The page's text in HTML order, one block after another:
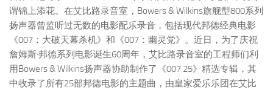
谓锦上添花。在艾比路录音室，Bowers & Wilkins旗舰型800系列
扬声器曾监听过无数的电影配乐录音，包括现代邦德经典电影
《007：大破天幕杀机》和《007：幽灵党》。近日，为了庆祝
詹姆斯·邦德系列电影诞生60周年，艾比路录音室的工程师们利
用Bowers & Wilkins扬声器协助制作了《007 25》精选专辑，其
中收录了所有25部邦德电影的主题曲，由皇家爱乐乐团在艾比